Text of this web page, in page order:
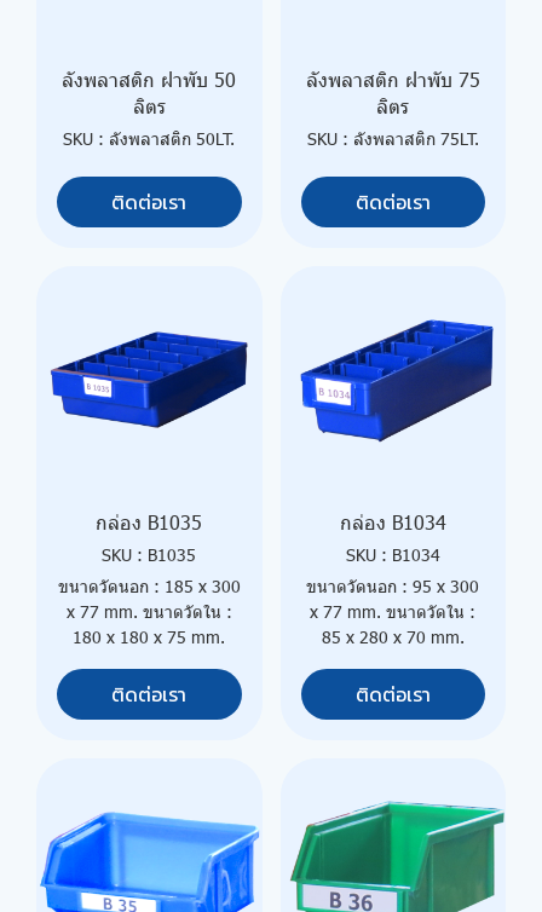
ลังพลาสติก ฝาพับ 50
ลิตร
SKU : ลังพลาสติก 50LT.
ติดต่อเรา
ลังพลาสติก ฝาพับ 75
ลิตร
SKU : ลังพลาสติก 75LT.
ติดต่อเรา
กล่อง B1035
SKU : B1035
ขนาดวัดนอก : 185 x 300
x 77 mm. ขนาดวัดใน :
180 x 180 x 75 mm.
ติดต่อเรา
กล่อง B1034
SKU : B1034
ขนาดวัดนอก : 95 x 300
x 77 mm. ขนาดวัดใน :
85 x 280 x 70 mm.
ติดต่อเรา